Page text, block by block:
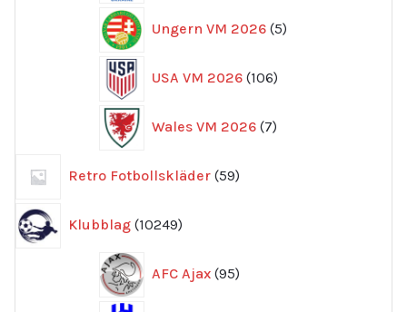
Ungern VM 2026 5
produkter
USA VM 2026 106
produkter
Wales VM 2026 7
produkter
Retro Fotbollskläder 59
produkter
Klubblag 10249
produkter
AFC Ajax 95
produkter